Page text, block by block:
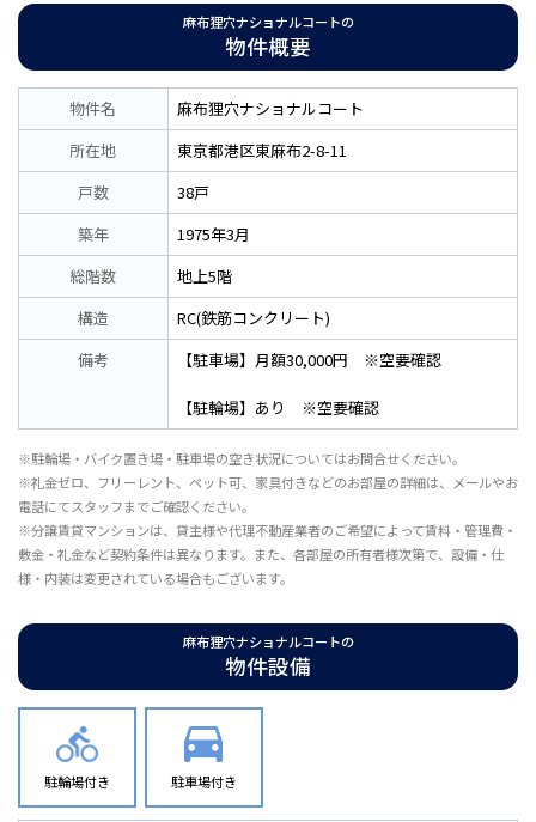
麻布狸穴ナショナルコートの
物件概要
物件名
麻布狸穴ナショナルコート
所在地
東京都港区東麻布2-8-11
戸数
38戸
築年
1975年3月
総階数
地上5階
構造
RC(鉄筋コンクリート)
備考
【駐車場】月額30,000円 ※空要確認
【駐輪場】あり ※空要確認
※駐輪場・バイク置き場・駐車場の空き状況についてはお問合せください。
※礼金ゼロ、フリーレント、ペット可、家具付きなどのお部屋の詳細は、メールやお
電話にてスタッフまでご確認ください。
※分譲賃貸マンションは、貸主様や代理不動産業者のご希望によって賃料・管理費・
敷金・礼金など契約条件は異なります。また、各部屋の所有者様次第で、設備・仕
様・内装は変更されている場合もございます。
麻布狸穴ナショナルコートの
物件設備
駐輪場付き 駐車場付き